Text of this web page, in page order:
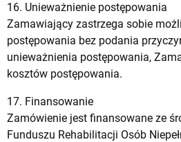
16. Unieważnienie postępowania
Zamawiający zastrzega sobie
postępowania bez podania
unieważnienia postępowania,
kosztów postępowania.
17. Finansowanie
Zamówienie jest finansowane ze
Funduszu Rehabilitacji Osób